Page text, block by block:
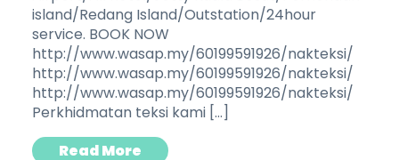
island/Redang Island/Outstation/24hour
service. BOOK NOW
http://www.wasap.my/60199591926/nakteksi/
http://www.wasap.my/60199591926/nakteksi/
http://www.wasap.my/60199591926/nakteksi/
Perkhidmatan teksi kami […]
Read More